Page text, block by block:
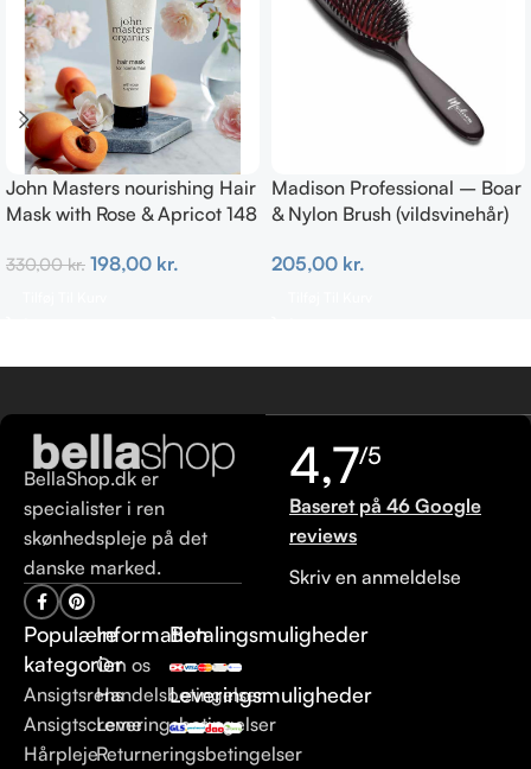
John Masters nourishing Hair
Mask with Rose & Apricot 148
330,00kr. 198,00 kr.
Madison Professional – Boar
& Nylon Brush (vildsvinehår)
205,00 kr.
BellaShop.dk er
specialister i ren
skønhedspleje på det
danske marked.
Populære
kategorier
Ansigtsrens
Ansigtscreme
Hårpleje
Information
Om os
Handelsbetingelser
Leveringsbetingelser
Returneringsbetingelser
Betalingsmuligheder
Leveringsmuligheder
4,7/5
Baseret på 46 Google
reviews
Skriv en anmeldelse